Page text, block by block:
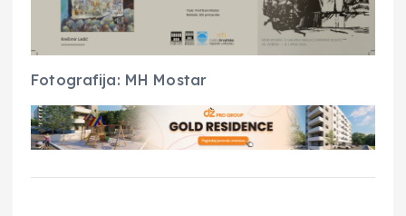
Fotografija: MH Mostar